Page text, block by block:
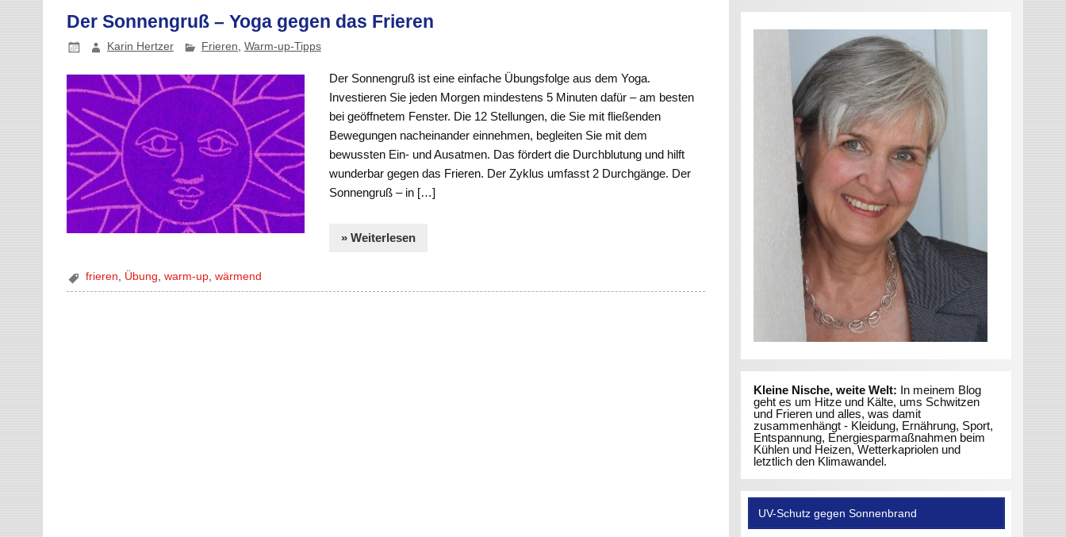
Der Sonnengruß – Yoga gegen das Frieren
Karin Hertzer Frieren, Warm-up-Tipps
Der Sonnengruß ist eine einfache Übungsfolge aus dem Yoga.
Investieren Sie jeden Morgen mindestens 5 Minuten dafür – am besten
bei geöffnetem Fenster. Die 12 Stellungen, die Sie mit fließenden
Bewegungen nacheinander einnehmen, begleiten Sie mit dem
bewussten Ein- und Ausatmen. Das fördert die Durchblutung und hilft
wunderbar gegen das Frieren. Der Zyklus umfasst 2 Durchgänge. Der
Sonnengruß – in […]
» Weiterlesen
frieren, Übung,warm-up,wärmend
Kleine Nische, weite Welt: In meinem Blog
geht es um Hitze und Kälte, ums Schwitzen
und Frieren und alles, was damit
zusammenhängt - Kleidung, Ernährung, Sport,
Entspannung, Energiesparmaßnahmen beim
Kühlen und Heizen, Wetterkapriolen und
letztlich den Klimawandel.
UV-Schutz gegen Sonnenbrand